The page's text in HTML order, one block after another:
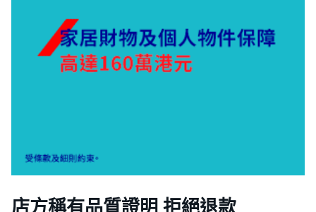
店方稱有品質證明 拒絕退款